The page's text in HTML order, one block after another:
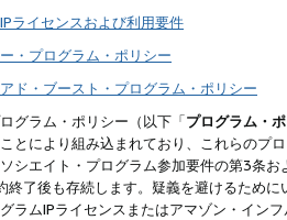
ライセンスおよび利用要件
・プログラム・ポリシー
ド・ブースト・プログラム・ポリシー
グラム・ポリシー（以下「プログラム・
とにより組み込まれており、これらのプ
シエイト・プログラム参加要件の第3条
終了後も存続します。疑義を避けるため
ラムIPライセンスまたはアマゾン・イン